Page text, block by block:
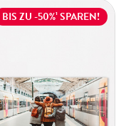
BIS ZU -50%¹ SPAREN!